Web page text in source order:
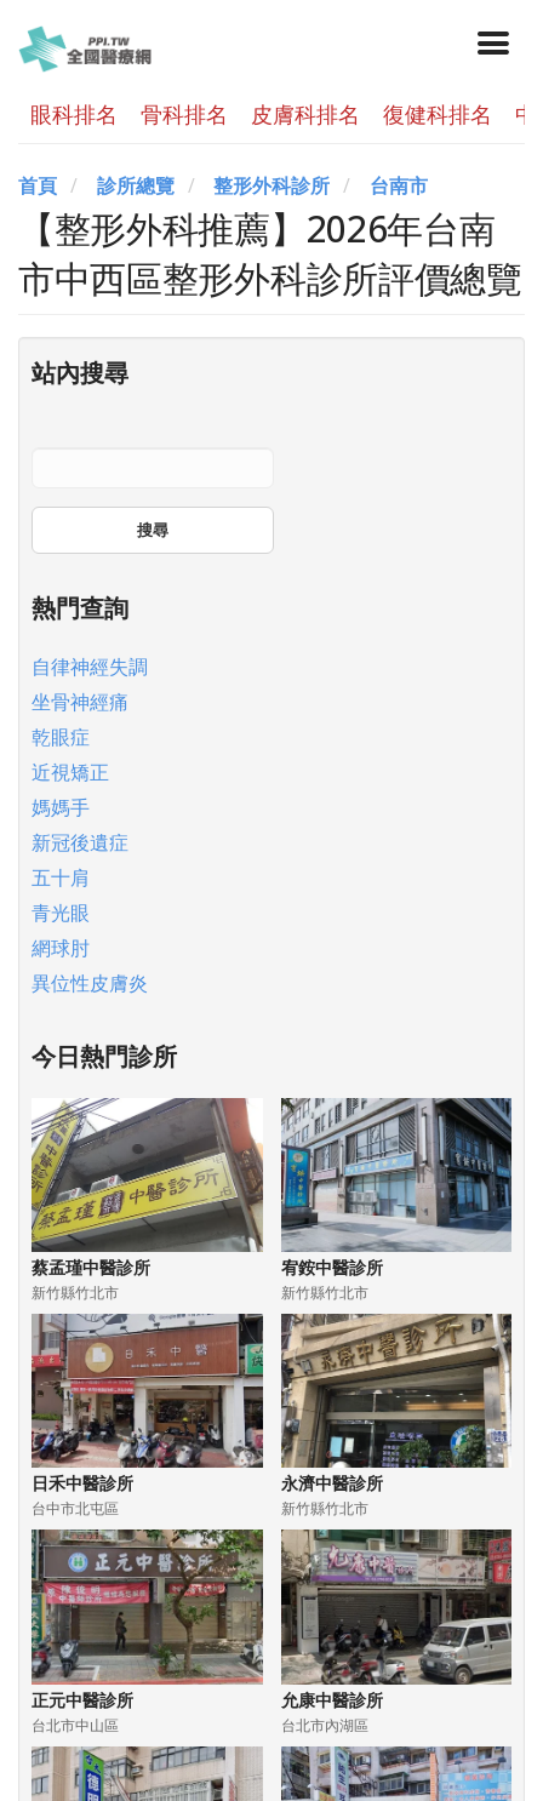
眼科排名 骨科排名 皮膚科排名 復健科排名
首頁 診所總覽 整形外科診所 台南市
【整形外科推薦】2026年台南
市中西區整形外科診所評價總覽
站內搜尋
搜尋
熱門查詢
自律神經失調
坐骨神經痛
乾眼症
近視矯正
媽媽手
新冠後遺症
五十肩
青光眼
網球肘
異位性皮膚炎
今日熱門診所
蔡孟瑾中醫診所
新竹縣竹北市
宥銨中醫診所
新竹縣竹北市
日禾中醫診所
台中市北屯區
永濟中醫診所
新竹縣竹北市
正元中醫診所
台北市中山區
允康中醫診所
台北市內湖區